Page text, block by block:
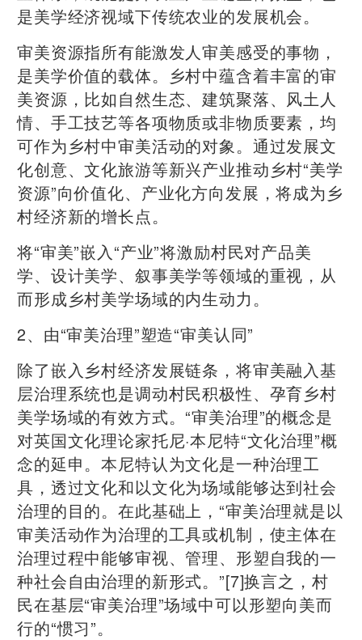
是美学经济视域下传统农业的发展机会。
审美资源指所有能激发人审美感受的事物，
是美学价值的载体。乡村中蕴含着丰富的审
美资源，比如自然生态、建筑聚落、风土人
情、手工技艺等各项物质或非物质要素，均
可作为乡村中审美活动的对象。通过发展文
化创意、文化旅游等新兴产业推动乡村“美学
资源”向价值化、产业化方向发展，将成为乡
村经济新的增长点。
将“审美”嵌入“产业”将激励村民对产品美
学、设计美学、叙事美学等领域的重视，从
而形成乡村美学场域的内生动力。
2、由“审美治理”塑造“审美认同”
除了嵌入乡村经济发展链条，将审美融入基
层治理系统也是调动村民积极性、孕育乡村
美学场域的有效方式。“审美治理”的概念是
对英国文化理论家托尼·本尼特“文化治理”概
念的延申。本尼特认为文化是一种治理工
具，透过文化和以文化为场域能够达到社会
治理的目的。在此基础上，“审美治理就是以
审美活动作为治理的工具或机制，使主体在
治理过程中能够审视、管理、形塑自我的一
种社会自由治理的新形式。”[7]换言之，村
民在基层“审美治理”场域中可以形塑向美而
行的“惯习”。